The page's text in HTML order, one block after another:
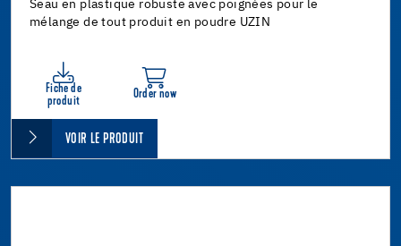
Seau en plastique robuste avec poignées pour le
mélange de tout produit en poudre UZIN
Fiche de
produit
Order now
VOIR LE PRODUIT